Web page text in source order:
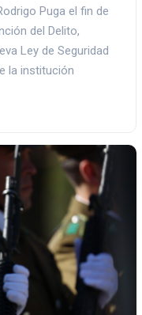
Puga el fin de
del Delito,
Ley de Seguridad
la institución